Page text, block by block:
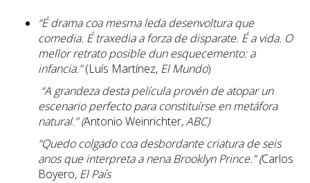
“É drama coa mesma leda desenvoltura que
comedia. É traxedia a forza de disparate. É a vida. O
mellor retrato posible dun esquecemento: a
infancia.”(Luís Martínez, El Mundo)
“A grandeza desta película provén de atopar un
escenario perfecto para constituírse en metáfora
natural.” (Antonio Weinrichter, ABC)
“Quedo colgado coa desbordante criatura de seis
anos que interpreta a nena Brooklyn Prince.” (Carlos
Boyero, El País